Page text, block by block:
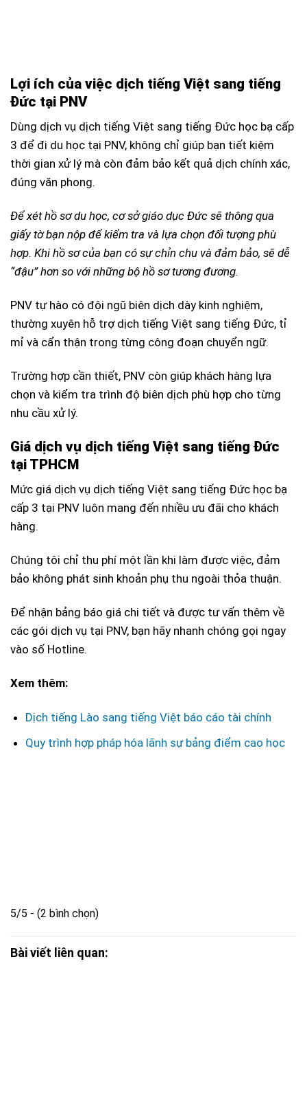
Lợi ích của việc dịch tiếng Việt sang tiếng
Đức tại PNV
Dùng dịch vụ dịch tiếng Việt sang tiếng Đức học bạ cấp
3 để đi du học tại PNV, không chỉ giúp bạn tiết kiệm
thời gian xử lý mà còn đảm bảo kết quả dịch chính xác,
đúng văn phong.
Để xét hồ sơ du học, cơ sở giáo dục Đức sẽ thông qua
giấy tờ bạn nộp để kiểm tra và lựa chọn đối tượng phù
hợp. Khi hồ sơ của bạn có sự chỉn chu và đảm bảo, sẽ dễ
“đậu” hơn so với những bộ hồ sơ tương đương.
PNV tự hào có đội ngũ biên dịch dày kinh nghiệm,
thường xuyên hỗ trợ dịch tiếng Việt sang tiếng Đức, tỉ
mỉ và cẩn thận trong từng công đoạn chuyển ngữ.
Trường hợp cần thiết, PNV còn giúp khách hàng lựa
chọn và kiểm tra trình độ biên dịch phù hợp cho từng
nhu cầu xử lý.
Giá dịch vụ dịch tiếng Việt sang tiếng Đức
tại TPHCM
Mức giá dịch vụ dịch tiếng Việt sang tiếng Đức học bạ
cấp 3 tại PNV luôn mang đến nhiều ưu đãi cho khách
hàng.
Chúng tôi chỉ thu phí một lần khi làm được việc, đảm
bảo không phát sinh khoản phụ thu ngoài thỏa thuận.
Để nhận bảng báo giá chi tiết và được tư vấn thêm về
các gói dịch vụ tại PNV, bạn hãy nhanh chóng gọi ngay
vào số Hotline.
Xem thêm:
Dịch tiếng Lào sang tiếng Việt báo cáo tài chính
Quy trình hợp pháp hóa lãnh sự bảng điểm cao học
5/5 - (2 bình chọn)
Bài viết liên quan: